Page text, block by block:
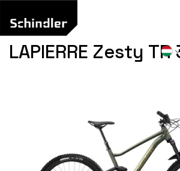
fő
tartalomhoz
LAPIERRE Zesty TR